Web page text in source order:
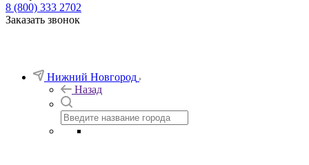
8 (800) 333 2702
Заказать звонок
Нижний Новгород
Назад